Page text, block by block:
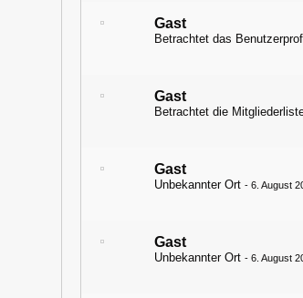
Gast
Betrachtet das
Gast
Betrachtet die
Gast
Unbekannter Ort-6. August
Gast
Unbekannter Ort-6. August